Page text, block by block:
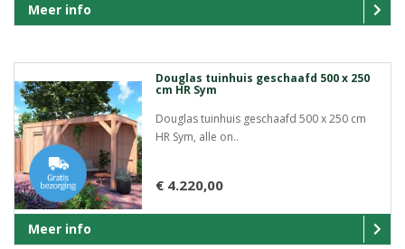
Meer info
Douglas tuinhuis geschaafd 500 x 250
cm HR Sym
Douglas tuinhuis geschaafd 500 x 250 cm
HR Sym, alle on..
€ 4.220,00
Meer info